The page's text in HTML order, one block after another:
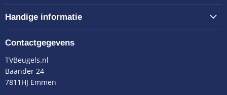
Handige informatie
Contactgegevens
TVBeugels.nl
Baander 24
7811HJ Emmen